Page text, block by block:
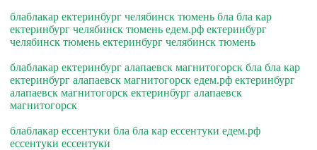
блаблакар ектеринбург челябинск тюмень бла бла кар
ектеринбург челябинск тюмень едем.рф ектеринбург
челябинск тюмень ектеринбург челябинск тюмень
блаблакар ектеринбург алапаевск магнитогорск бла бла кар
ектеринбург алапаевск магнитогорск едем.рф ектеринбург
алапаевск магнитогорск ектеринбург алапаевск
магнитогорск
блаблакар ессентуки бла бла кар ессентуки едем.рф
ессентуки ессентуки